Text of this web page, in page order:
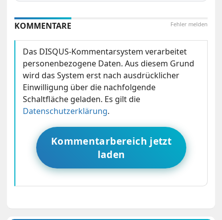
Fehler melden
KOMMENTARE
Das DISQUS-Kommentarsystem verarbeitet
personenbezogene Daten. Aus diesem Grund
wird das System erst nach ausdrücklicher
Einwilligung über die nachfolgende
Schaltfläche geladen. Es gilt die
Datenschutzerklärung.
Kommentarbereich jetzt
laden